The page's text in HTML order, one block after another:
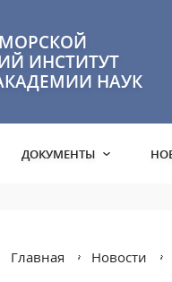
ИНСТИТУТ
НАУК
ДОКУМЕНТЫ
Главная Новости